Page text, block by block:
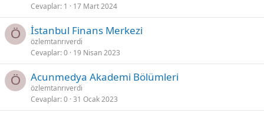
Cevaplar 1 17 Mart 2024
Ö İstanbul Finans Merkezi
özlemtanrıverdi
Cevaplar 0 19 Nisan 2023
Ö Acunmedya Akademi Bölümleri
özlemtanrıverdi
Cevaplar 0 31 Ocak 2023